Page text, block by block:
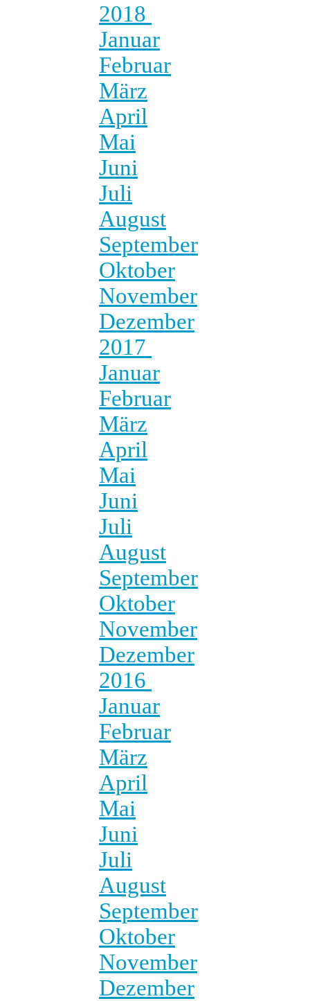
2018
Januar
Februar
März
April
Mai
Juni
Juli
August
September
Oktober
November
Dezember
2017
Januar
Februar
März
April
Mai
Juni
Juli
August
September
Oktober
November
Dezember
2016
Januar
Februar
März
April
Mai
Juni
Juli
August
September
Oktober
November
Dezember